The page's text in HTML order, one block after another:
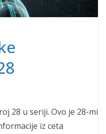
28 u seriji. Ovo je 28-mi
iz ceta